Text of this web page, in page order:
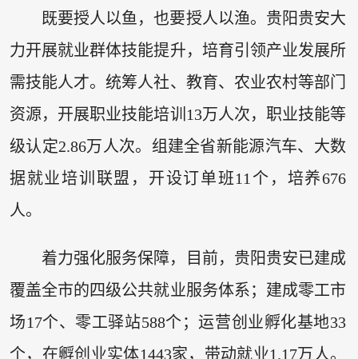
既要授人以鱼，也要授人以渔。贵阳贵安大
力开展就业群体技能提升，培育引领产业发展所
需技能人才。统筹人社、教育、农业农村等部门
资源，开展职业技能培训13万人次，职业技能等
级认定2.86万人次。组建全省新能源汽车、大数
据就业培训联盟，开设订单班11个，培养676
人。
着力强化服务保障，目前，贵阳贵安已建成
覆盖全市的四级公共就业服务体系；建成零工市
场17个、零工驿站588个；运营创业孵化基地33
个，在孵创业实体1443家，带动就业1.17万人。